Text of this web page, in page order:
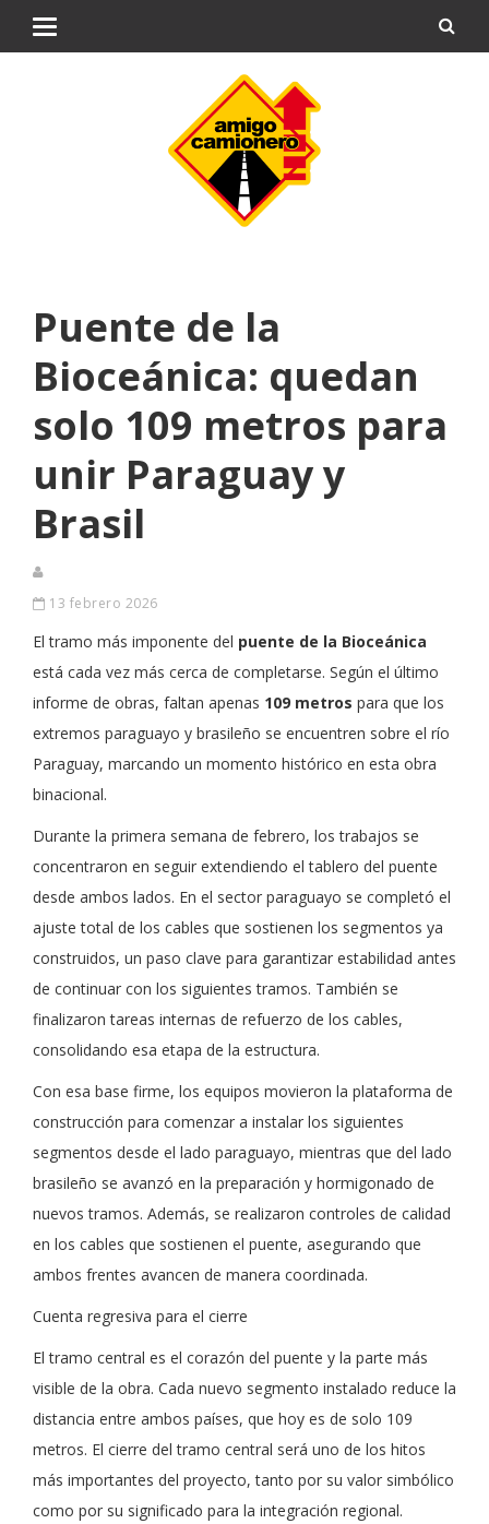
Puente de la
Bioceánica: quedan
solo 109 metros para
unir Paraguay y
Brasil
13 febrero 2026
El tramo más imponente del puente de la Bioceánica
está cada vez más cerca de completarse. Según el último
informe de obras, faltan apenas 109 metros para que los
extremos paraguayo y brasileño se encuentren sobre el río
Paraguay, marcando un momento histórico en esta obra
binacional.
Durante la primera semana de febrero, los trabajos se
concentraron en seguir extendiendo el tablero del puente
desde ambos lados. En el sector paraguayo se completó el
ajuste total de los cables que sostienen los segmentos ya
construidos, un paso clave para garantizar estabilidad antes
de continuar con los siguientes tramos. También se
finalizaron tareas internas de refuerzo de los cables,
consolidando esa etapa de la estructura.
Con esa base firme, los equipos movieron la plataforma de
construcción para comenzar a instalar los siguientes
segmentos desde el lado paraguayo, mientras que del lado
brasileño se avanzó en la preparación y hormigonado de
nuevos tramos. Además, se realizaron controles de calidad
en los cables que sostienen el puente, asegurando que
ambos frentes avancen de manera coordinada.
Cuenta regresiva para el cierre
El tramo central es el corazón del puente y la parte más
visible de la obra. Cada nuevo segmento instalado reduce la
distancia entre ambos países, que hoy es de solo 109
metros. El cierre del tramo central será uno de los hitos
más importantes del proyecto, tanto por su valor simbólico
como por su significado para la integración regional.